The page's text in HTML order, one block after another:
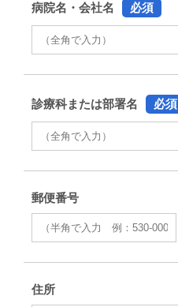
病院名・会社名 必須
診療科または部署名 必須
郵便番号
住所